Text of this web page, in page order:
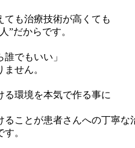
ても治療技術が高くても
”だからです。
でもいい」
せん。
る環境を本気で作る事に
ることが患者さんへの丁寧な
。